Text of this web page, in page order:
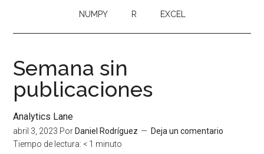
NUMPY R EXCEL
Semana sin
publicaciones
Analytics Lane
abril 3, 2023 Por Daniel Rodríguez
Deja un comentario
Tiempo de lectura: < 1 minuto